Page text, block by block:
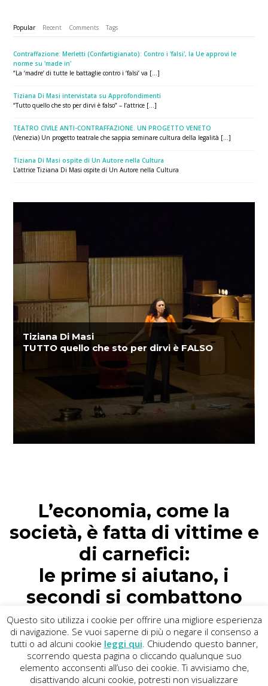
Popular Recent Comments Tags
Contraffazione: Merletti (Confartigianato): Contro i 'falsi', la Ue approvi le
norme su 'made in'
“La ‘madre’ di tutte le battaglie contro i ‘falsi’ va [...]
Tiziana Di Masi intervistata su Approfondimenti
“Tutto quello che sto per dirvi è falso” – l’attrice [...]
TEATRO CIVILE ANTI-CONTRAFFAZIONE. UN PROGETTO VENETO
(Venezia) Un progetto teatrale che sappia seminare cultura della legalità [...]
Tiziana Di Masi ospite di Un Autore nella Cultura
L’attrice Tiziana Di Masi ospite di Un Autore nella Cultura
Tiziana Di Masi
TUTTO quello che sto per dirvi è FALSO
L’economia, come la
società, è fatta di vittime e
di carnefici:
le prime si aiutano, i
secondi si combattono
Copyright© 2013 - 2026La Piccionaia · All Rights Reserved
Cookie policy
Questo sito utilizza i cookie per offrire una migliore esperienza
di navigazione. Se vuoi saperne di più o negare il consenso a
tutti o ad alcuni cookie leggi qui. Chiudendo questo banner,
scorrendo questa pagina o cliccando qualunque suo
elemento acconsenti all’uso dei cookie. Ti avvisiamo che,
disattivando alcuni cookie, potresti non visualizzare